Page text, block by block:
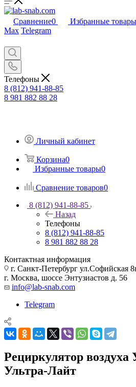
Сравнение0 Избранные товары
Max Telegram
Телефоны
8 (812) 941-88-85
8 981 882 88 28
Личный кабинет
Корзина0
Избранные товары0
Сравнение товаров0
8 (812) 941-88-85
Назад
Телефоны
8 (812) 941-88-85
8 981 882 88 28
Контактная информация
г. Санкт-Петербург ул.Софийская
г. Москва, шоссе Энтузиастов д. 56
info@lab-snab.com
Telegram
Рециркулятор
Ультра-Лайт